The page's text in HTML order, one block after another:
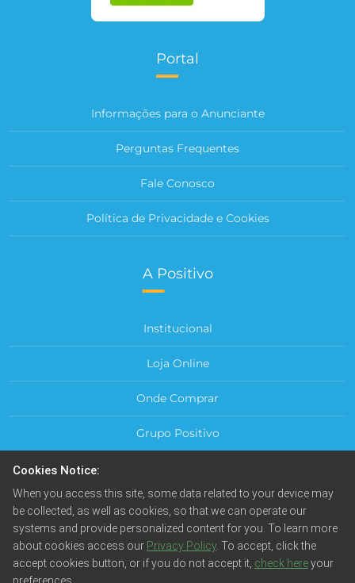
Portal
Informações para o Anunciante
Perguntas Frequentes
Fale Conosco
Política de Privacidade e Cookies
A Positivo
Institucional
Loja Online
Onde Comprar
Grupo Positivo
Central do Cliente
Cookies Notice:
When you access this site, some data related to your device may
be collected, as well as cookies, so that we can operate our
systems and provide personalized content for you. To learn more
about cookies access our Privacy Policy. To accept, click the
accept cookies button, or if you do not accept it, check hereyour